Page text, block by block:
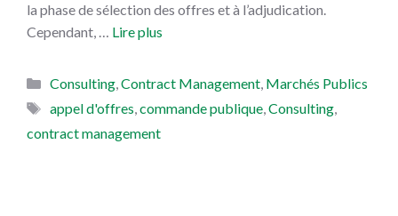
la phase de sélection des offres et à l’adjudication.
Cependant, … Lire plus
Catégories
Consulting,Contract Management, Marchés Publics
Étiquettes
appel d'offres,commande publique,Consulting,
contract management